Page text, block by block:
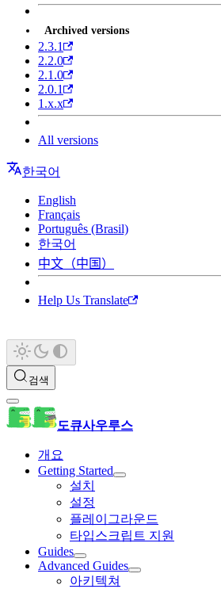
Archived versions
2.3.1
2.2.0
2.1.0
2.0.1
1.x.x
All versions
한국어
English
Français
Português (Brasil)
한국어
中文（中国）
Help Us Translate
검색
도큐사우루스
개요
Getting Started
설치
설정
플레이그라운드
타입스크립트 지원
Guides
Advanced Guides
아키텍쳐